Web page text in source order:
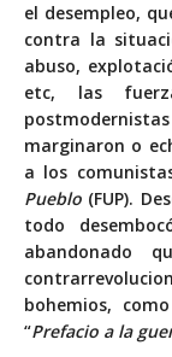
el desempleo,
contra la
abuso,
etc, las
postmodernistas
marginaron o
a los
Pueblo (FUP).
todo
abandonado
bohemios,
“Prefacio a la